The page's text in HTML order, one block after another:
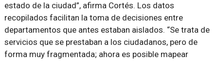
estado de la ciudad”, afirma Cortés. Los datos
recopilados facilitan la toma de decisiones entre
departamentos que antes estaban aislados. “Se trata de
servicios que se prestaban a los ciudadanos, pero de
forma muy fragmentada; ahora es posible mapear